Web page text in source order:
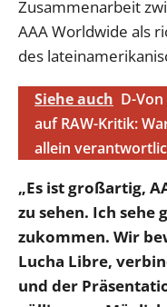
Zusammenarbeit
AAA Worldwide als
des
Siehe auch D-
auf RAW-Kritik:
allein
„Es ist großartig,
zu sehen. Ich sehe
zukommen. Wir
Lucha Libre,
und der